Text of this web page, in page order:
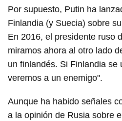
Por supuesto, Putin ha
Finlandia (y Suecia) sobre
En 2016, el presidente ruso
miramos ahora al otro lado
un finlandés. Si Finlandia se
veremos a un enemigo".
Aunque ha habido señales
a la opinión de Rusia sobre